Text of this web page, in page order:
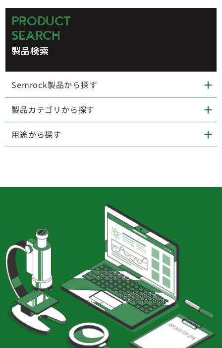
PRODUCT
SEARCH
製品検索
Semrock製品から探す
製品カテゴリから探す
用途から探す